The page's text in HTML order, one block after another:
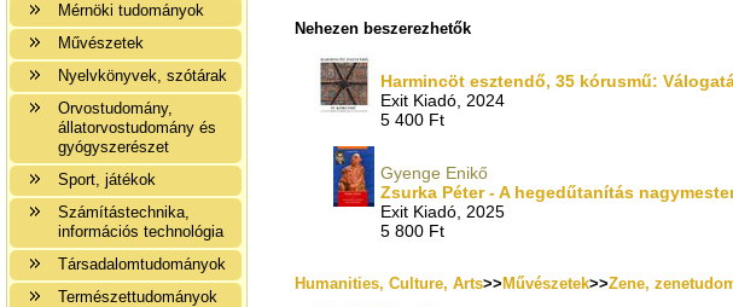
Mérnöki tudományok
Művészetek
Nyelvkönyvek, szótárak
Orvostudomány,
állatorvostudomány és
gyógyszerészet
Sport, játékok
Számítástechnika,
információs technológia
Társadalomtudományok
Természettudományok
Nehezen beszerezhetők
Harmincöt esztendő, 35 kórusmű:
Exit Kiadó, 2024
5 400 Ft
Gyenge Enikő
Zsurka Péter - A hegedűtanítás
Exit Kiadó, 2025
5 800 Ft
Humanities, Culture, Arts>> Művészetek>>Zene,